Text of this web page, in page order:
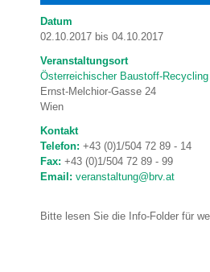
Datum
02.10.2017 bis 04.10.2017
Veranstaltungsort
Österreichischer Baustoff-
Ernst-Melchior-Gasse 24
Wien
Kontakt
Telefon: +43 (0)1/504 72 89 - 14
Fax: +43 (0)1/504 72 89 - 99
Email: veranstaltung@brv.at
Bitte lesen Sie die Info-Folder für